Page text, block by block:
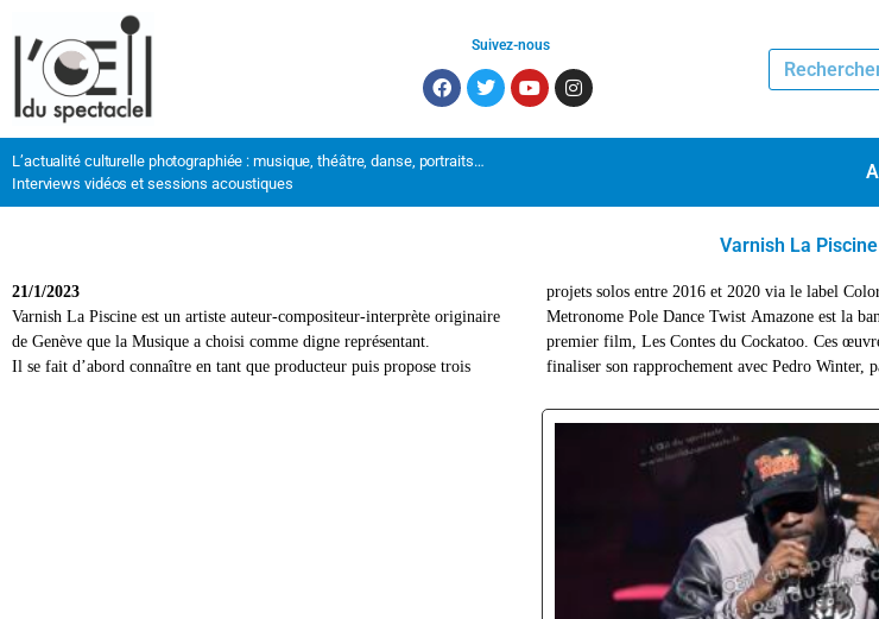
Suivez-nous
L’actualité culturelle photographiée : musique, théâtre, danse, portraits…
Interviews vidéos et sessions acoustiques
Varnish La Piscine
21/1/2023
Varnish La Piscine est un artiste auteur-compositeur-interprète originaire
de Genève que la Musique a choisi comme digne représentant.
Il se fait d’abord connaître en tant que producteur puis propose trois
projets solos entre 2016 et 2020 via le label
Metronome Pole Dance Twist Amazone est la
premier film, Les Contes du Cockatoo. Ces
finaliser son rapprochement avec Pedro Winter, patron du label Ed Banger
qui le signe en 2021. Ce qu’on peut dire de son
matérialise de grandes ambitions qui seront vues,